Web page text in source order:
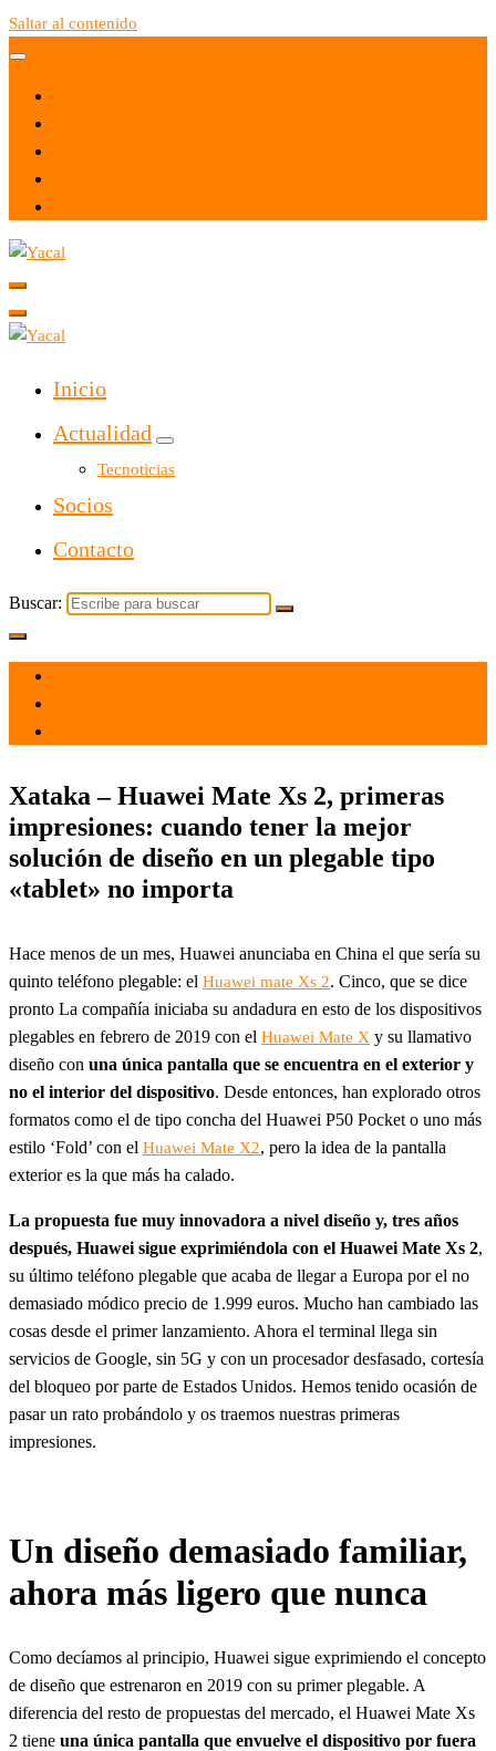
Saltar al contenido
Yacal micro hosting
Inicio
Actualidad
Tecnoticias
Socios
Contacto
Buscar:
Xataka – Huawei Mate Xs 2, primeras
impresiones: cuando tener la mejor
solución de diseño en un plegable tipo
«tablet» no importa
Hace menos de un mes, Huawei anunciaba en China el que sería su
quinto teléfono plegable: el Huawei mate Xs 2. Cinco, que se dice
pronto La compañía iniciaba su andadura en esto de los dispositivos
plegables en febrero de 2019 con el Huawei Mate X y su llamativo
diseño con una única pantalla que se encuentra en el exterior y
no el interior del dispositivo. Desde entonces, han explorado otros
formatos como el de tipo concha del Huawei P50 Pocket o uno más
estilo ‘Fold’ con el Huawei Mate X2, pero la idea de la pantalla
exterior es la que más ha calado.
La propuesta fue muy innovadora a nivel diseño y, tres años
después, Huawei sigue exprimiéndola con el Huawei Mate Xs 2,
su último teléfono plegable que acaba de llegar a Europa por el no
demasiado módico precio de 1.999 euros. Mucho han cambiado las
cosas desde el primer lanzamiento. Ahora el terminal llega sin
servicios de Google, sin 5G y con un procesador desfasado, cortesía
del bloqueo por parte de Estados Unidos. Hemos tenido ocasión de
pasar un rato probándolo y os traemos nuestras primeras
impresiones.
Un diseño demasiado familiar,
ahora más ligero que nunca
Como decíamos al principio, Huawei sigue exprimiendo el concepto
de diseño que estrenaron en 2019 con su primer plegable. A
diferencia del resto de propuestas del mercado, el Huawei Mate Xs
2 tiene una única pantalla que envuelve el dispositivo por fuera